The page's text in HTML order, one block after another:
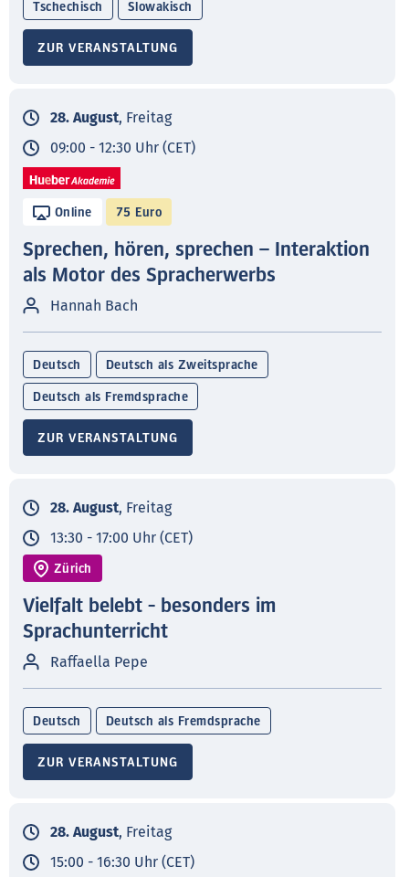
Tschechisch Slowakisch
ZUR VERANSTALTUNG
28. August, Freitag
09:00 - 12:30 Uhr (CET)
Online 75 Euro
Sprechen, hören, sprechen – Interaktion
als Motor des Spracherwerbs
Hannah Bach
Deutsch Deutsch als Zweitsprache
Deutsch als Fremdsprache
ZUR VERANSTALTUNG
28. August, Freitag
13:30 - 17:00 Uhr (CET)
Zürich
Vielfalt belebt - besonders im
Sprachunterricht
Raffaella Pepe
Deutsch Deutsch als Fremdsprache
ZUR VERANSTALTUNG
28. August, Freitag
15:00 - 16:30 Uhr (CET)